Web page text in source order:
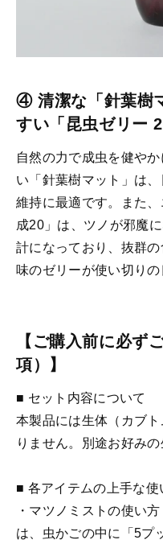
④ 清潔な「針葉樹
すい「昆虫ゼリー
自然の力で成虫を健や
い「針葉樹マット」は
維持に最適です。また
成20」は、ツノが邪魔
計になっており、抜群
味のゼリーが使い切りの
【ご購入前に必ず
項）】
■ セット内容について
本製品には生体（カブ
りません。別途お好み
■ 各アイテムの上手な
・マツノミストの使い
は、虫かごの中に「5プ